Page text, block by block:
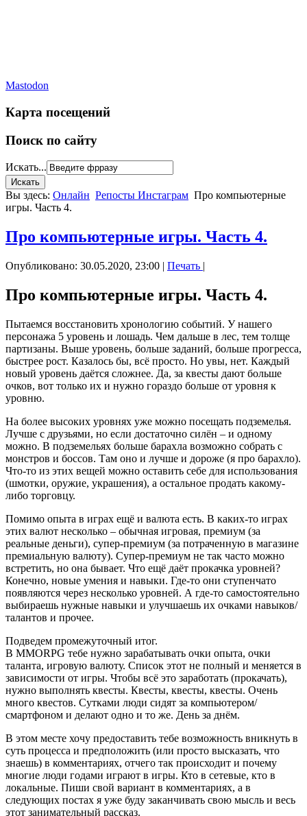
Mastodon
Карта посещений
Поиск по сайту
Искать...
Вы здесь: Онлайн Репосты Инстаграм Про компьютерные
игры. Часть 4.
Про компьютерные игры. Часть 4.
Опубликовано: 30.05.2020, 23:00 | Печать |
Про компьютерные игры. Часть 4.
Пытаемся восстановить хронологию событий. У нашего
персонажа 5 уровень и лошадь. Чем дальше в лес, тем толще
партизаны. Выше уровень, больше заданий, больше прогресса,
быстрее рост. Казалось бы, всё просто. Но увы, нет. Каждый
новый уровень даётся сложнее. Да, за квесты дают больше
очков, вот только их и нужно гораздо больше от уровня к
уровню.
На более высоких уровнях уже можно посещать подземелья.
Лучше с друзьями, но если достаточно силён – и одному
можно. В подземельях больше барахла возможно собрать с
монстров и боссов. Там оно и лучше и дороже (я про барахло).
Что-то из этих вещей можно оставить себе для использования
(шмотки, оружие, украшения), а остальное продать какому-
либо торговцу.
Помимо опыта в играх ещё и валюта есть. В каких-то играх
этих валют несколько – обычная игровая, премиум (за
реальные деньги), супер-премиум (за потраченную в магазине
премиальную валюту). Супер-премиум не так часто можно
встретить, но она бывает. Что ещё даёт прокачка уровней?
Конечно, новые умения и навыки. Где-то они ступенчато
появляются через несколько уровней. А где-то самостоятельно
выбираешь нужные навыки и улучшаешь их очками навыков/
талантов и прочее.
Подведем промежуточный итог.
В MMORPG тебе нужно зарабатывать очки опыта, очки
таланта, игровую валюту. Список этот не полный и меняется в
зависимости от игры. Чтобы всё это заработать (прокачать),
нужно выполнять квесты. Квесты, квесты, квесты. Очень
много квестов. Сутками люди сидят за компьютером/
смартфоном и делают одно и то же. День за днём.
В этом месте хочу предоставить тебе возможность вникнуть в
суть процесса и предположить (или просто высказать, что
знаешь) в комментариях, отчего так происходит и почему
многие люди годами играют в игры. Кто в сетевые, кто в
локальные. Пиши свой вариант в комментариях, а в
следующих постах я уже буду заканчивать свою мысль и весь
этот занимательный рассказ.